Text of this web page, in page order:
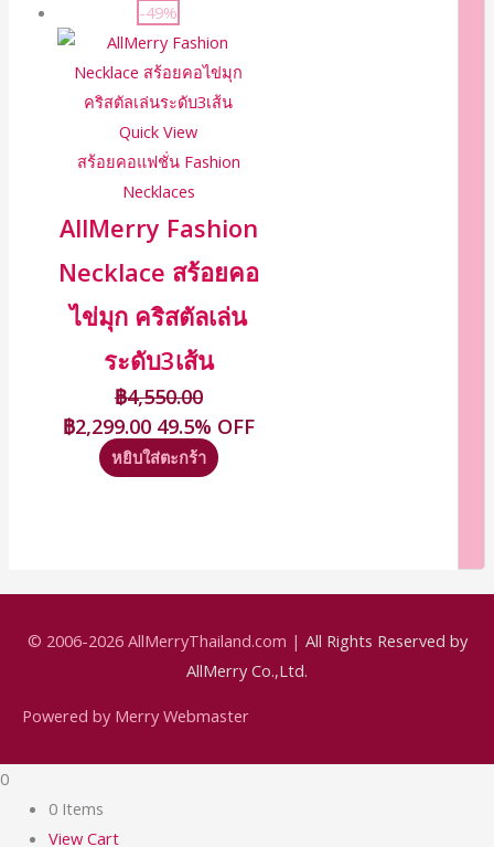
-49%
Quick View
สร้อยคอแฟชั่น Fashion
Necklaces
AllMerry Fashion
Necklace สร้อยคอ
ไข่มุก คริสตัลเล่น
ระดับ3เส้น
฿4,550.00
฿2,299.00 49.5% OFF
หยิบใส่ตะกร้า
© 2006-2026 AllMerryThailand.com | All Rights Reserved by
AllMerry Co.,Ltd.
Powered by Merry Webmaster
0
0 Items
View Cart